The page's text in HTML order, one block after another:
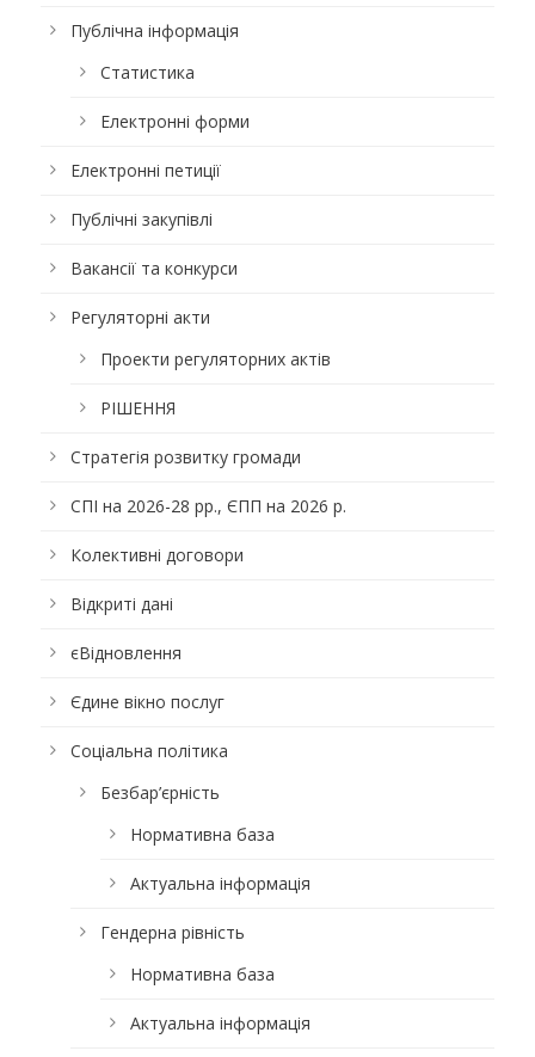
Публічна інформація
Статистика
Електронні форми
Електронні петиції
Публічні закупівлі
Вакансії та конкурси
Регуляторні акти
Проекти регуляторних актів
РІШЕННЯ
Стратегія розвитку громади
СПІ на 2026-28 рр., ЄПП на 2026 р.
Колективні договори
Відкриті дані
єВідновлення
Єдине вікно послуг
Соціальна політика
Безбар’єрність
Нормативна база
Актуальна інформація
Гендерна рівність
Нормативна база
Актуальна інформація